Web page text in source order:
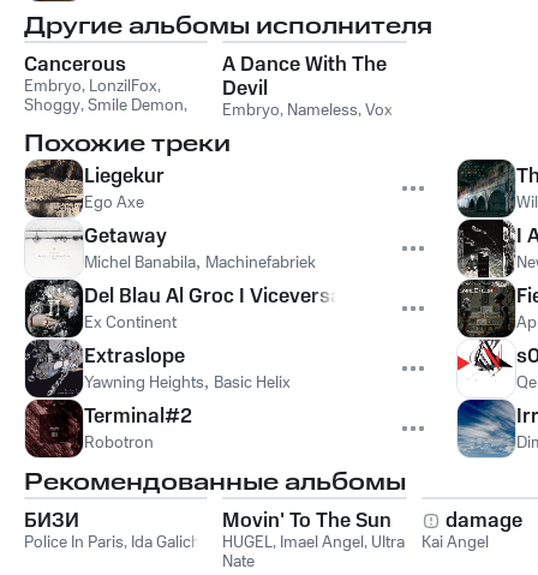
Другие альбомы исполнителя
Cancerous
Embryo, LonzilFox,
Shoggy,Smile Demon,
Sp3ctat0r
A Dance With The
Devil
Embryo, Nameless,Vox
Похожие треки
Liegekur
Ego Axe
Getaway
Michel Banabila, Machinefabriek
Del Blau Al Groc I Viceversa
Ex Continent
Extraslope
Yawning Heights, Basic Helix
Terminal#2
Robotron
I
Рекомендованные альбомы
БИЗИ
Police In Paris, Ida Galich
Movin' To The Sun
HUGEL, Imael Angel, Ultra
Nate
damage
Kai Angel